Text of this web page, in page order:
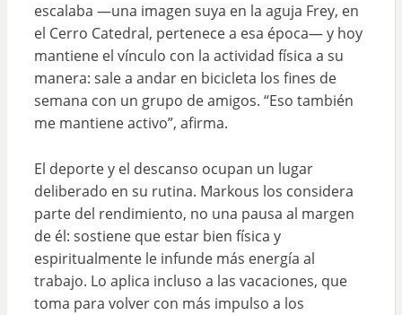
escalaba —una imagen suya en la aguja Frey, en
el Cerro Catedral, pertenece a esa época— y hoy
mantiene el vínculo con la actividad física a su
manera: sale a andar en bicicleta los fines de
semana con un grupo de amigos. “Eso también
me mantiene activo”, afirma.
El deporte y el descanso ocupan un lugar
deliberado en su rutina. Markous los considera
parte del rendimiento, no una pausa al margen
de él: sostiene que estar bien física y
espiritualmente le infunde más energía al
trabajo. Lo aplica incluso a las vacaciones, que
toma para volver con más impulso a los